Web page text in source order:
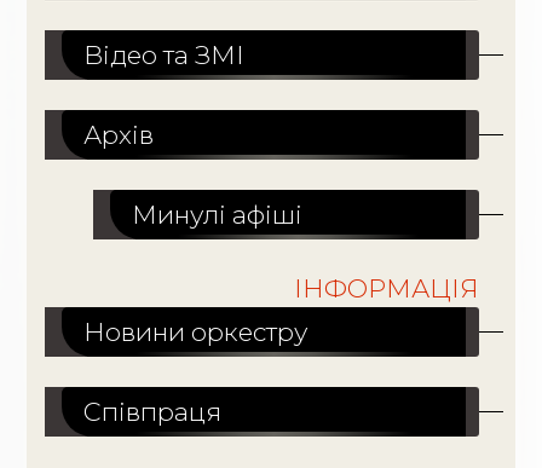
Відео та ЗМІ
Архів
Минулі афіші
ІНФОРМАЦІЯ
Новини оркестру
Співпраця